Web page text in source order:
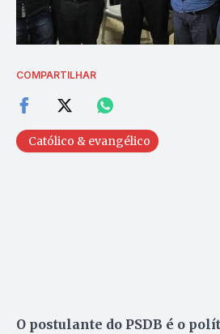
COMPARTILHAR
Católico & evangélico
O postulante do PSDB é o